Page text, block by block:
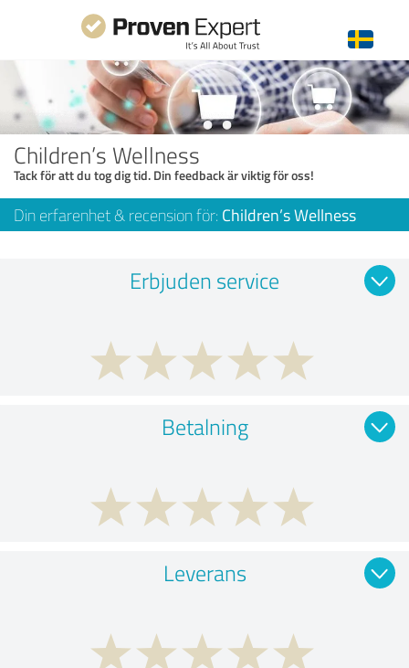
Children’s Wellness
Tack för att du tog dig tid. Din feedback är viktig för oss!
Din erfarenhet & recension för: Children’s Wellness
Erbjuden service
Betalning
Leverans